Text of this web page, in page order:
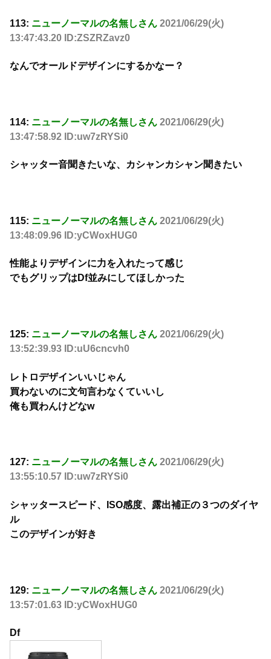
113: ニューノーマルの名無しさん 2021/06/29(火)
13:47:43.20 ID:ZSZRZavz0
なんでオールドデザインにするかなー？
114: ニューノーマルの名無しさん 2021/06/29(火)
13:47:58.92 ID:uw7zRYSi0
シャッター音聞きたいな、カシャンカシャン聞きたい
115: ニューノーマルの名無しさん 2021/06/29(火)
13:48:09.96 ID:yCWoxHUG0
性能よりデザインに力を入れたって感じ
でもグリップはDf並みにしてほしかった
125: ニューノーマルの名無しさん 2021/06/29(火)
13:52:39.93 ID:uU6cncvh0
レトロデザインいいじゃん
買わないのに文句言わなくていいし
俺も買わんけどなw
127: ニューノーマルの名無しさん 2021/06/29(火)
13:55:10.57 ID:uw7zRYSi0
シャッタースピード、ISO感度、露出補正の３つのダイヤ
ル
このデザインが好き
129: ニューノーマルの名無しさん 2021/06/29(火)
13:57:01.63 ID:yCWoxHUG0
Df